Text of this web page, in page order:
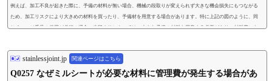
例えば、加工不良が起きた際に、予備の材料が無い場合、機械の段取りが変えられず大きな機会損失にもつながる
ため、加工リスクにより大きめの材料を買ったり、予備材を用意する場合があります。特に上記の図のように、同
じチャージ番号の使用が必須の場合、歩留まりによっては、大きな予備の材料を用意する必要があり、材料費にも
stainlessjoint.jp 関連ページはこちら
Q0257 なぜミルシートが必要な材料に管理費が発生する場合があ